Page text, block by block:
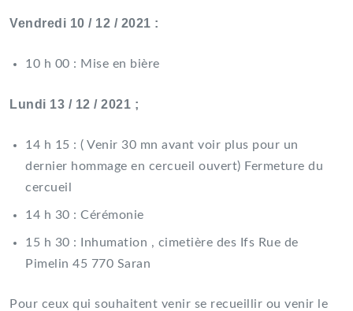
Vendredi 10 / 12 / 2021 :
10 h 00 : Mise en bière
Lundi 13 / 12 / 2021 ;
14 h 15 : ( Venir 30 mn avant voir plus pour un
dernier hommage en cercueil ouvert) Fermeture du
cercueil
14 h 30 : Cérémonie
15 h 30 : Inhumation , cimetière des Ifs Rue de
Pimelin 45 770 Saran
Pour ceux qui souhaitent venir se recueillir ou venir le